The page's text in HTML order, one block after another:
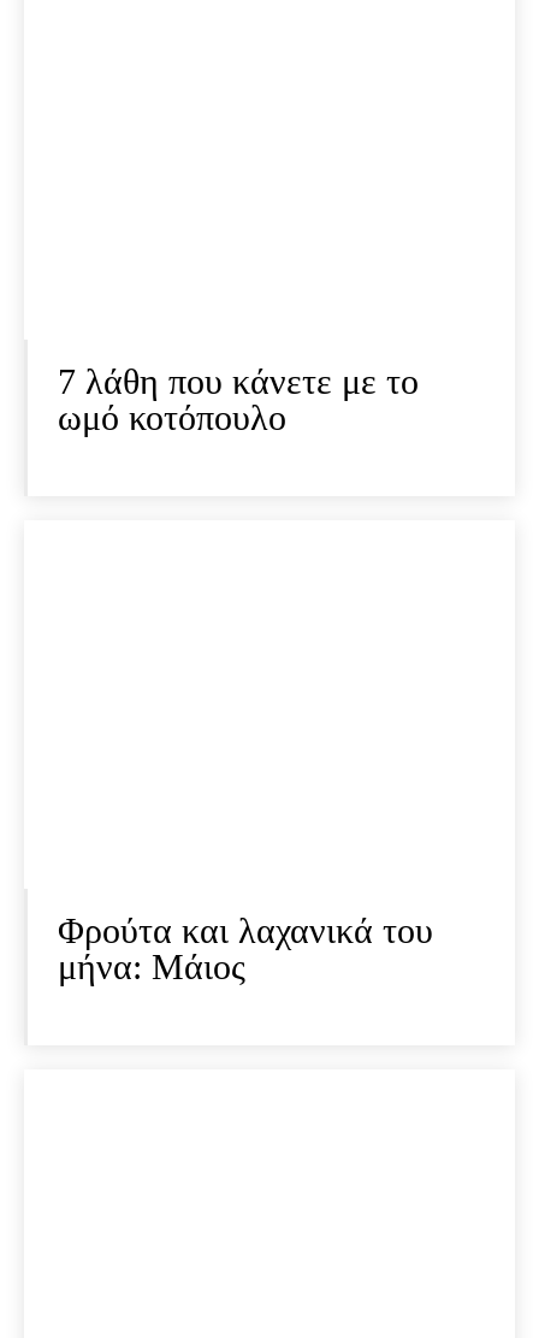
7 λάθη που κάνετε με το
ωμό κοτόπουλο
Φρούτα και λαχανικά του
μήνα: Μάιος